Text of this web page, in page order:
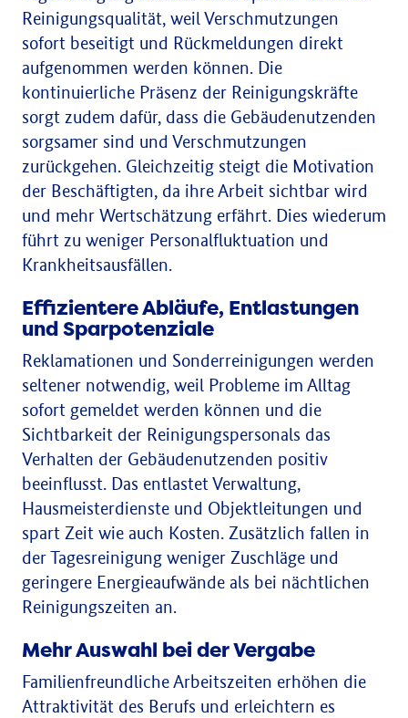
Reinigungsqualität, weil Verschmutzungen
sofort beseitigt und Rückmeldungen direkt
aufgenommen werden können. Die
kontinuierliche Präsenz der Reinigungskräfte
sorgt zudem dafür, dass die Gebäudenutzenden
sorgsamer sind und Verschmutzungen
zurückgehen. Gleichzeitig steigt die Motivation
der Beschäftigten, da ihre Arbeit sichtbar wird
und mehr Wertschätzung erfährt. Dies wiederum
führt zu weniger Personalfluktuation und
Krankheitsausfällen.
Effizientere Abläufe, Entlastungen
und Sparpotenziale
Reklamationen und Sonderreinigungen werden
seltener notwendig, weil Probleme im Alltag
sofort gemeldet werden können und die
Sichtbarkeit der Reinigungspersonals das
Verhalten der Gebäudenutzenden positiv
beeinflusst. Das entlastet Verwaltung,
Hausmeisterdienste und Objektleitungen und
spart Zeit wie auch Kosten. Zusätzlich fallen in
der Tagesreinigung weniger Zuschläge und
geringere Energieaufwände als bei nächtlichen
Reinigungszeiten an.
Mehr Auswahl bei der Vergabe
Familienfreundliche Arbeitszeiten erhöhen die
Attraktivität des Berufs und erleichtern es